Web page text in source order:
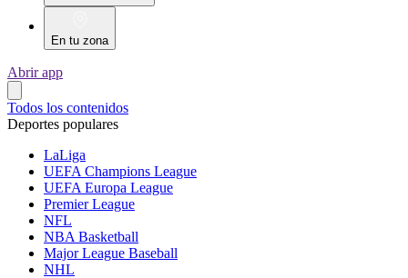
En tu zona
Abrir app
Todos los contenidos
Deportes populares
LaLiga
UEFA Champions League
UEFA Europa League
Premier League
NFL
NBA Basketball
Major League Baseball
NHL